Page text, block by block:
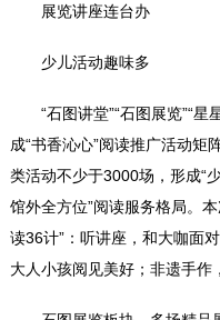
展览讲座连台办
少儿活动趣味多
“石图讲堂”“石图展览”“
成“书香沁心”阅读推广活动矩
类活动不少于3000场，形成“
馆外全方位”阅读服务格局。
读36计”：听讲座，和大咖面
大人小孩阅见美好；非遗手